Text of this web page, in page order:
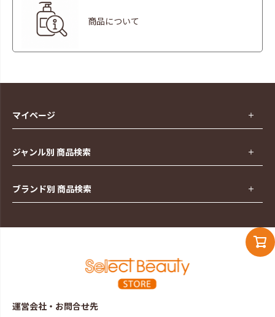
商品について
マイページ
ジャンル別 商品検索
ブランド別 商品検索
運営会社・お問合せ先